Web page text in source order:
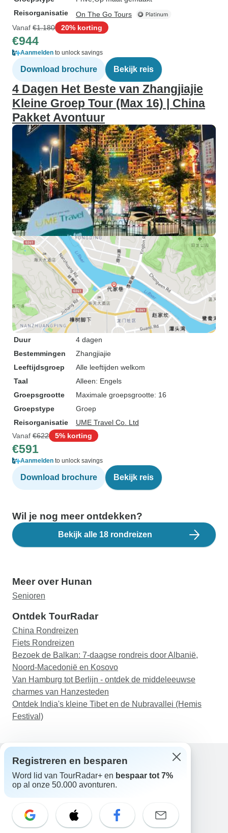
Reisorganisatie
On The Go Tours
Vanaf €1.180 20% korting
€944
Aanmelden to unlock savings
Download brochure Bekijk reis
4 Dagen Het Beste van Zhangjiajie
Kleine Groep Tour (Max 16) | China
Pakket Avontuur
Duur
4 dagen
Bestemmingen
Zhangjiajie
Leeftijdsgroep
Alle leeftijden welkom
Taal
Alleen: Engels
Groepsgrootte
Maximale groepsgrootte: 16
Groepstype
Groep
Reisorganisatie
UME Travel Co. Ltd
Vanaf €622 5% korting
€591
Aanmelden to unlock savings
Download brochure Bekijk reis
Wil je nog meer ontdekken?
Bekijk alle 18 rondreizen
Meer over Hunan
Senioren
Ontdek TourRadar
China Rondreizen
Fiets Rondreizen
Bezoek de Balkan: 7-daagse rondreis door Albanië,
Noord-Macedonië en Kosovo
Van Hamburg tot Berlijn - ontdek de middeleeuwse
charmes van Hanzesteden
Ontdek India's kleine Tibet en de Nubravallei (Hemis
Festival)
Hulp
Neem contact met ons op
E-mail: support@tourradar.com
Taal selecteren
Registreren en besparen
Word lid van TourRadar+ en bespaar tot 7%
op al onze 50.000 avonturen.